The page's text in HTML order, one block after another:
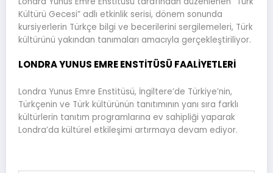
Kültürü Gecesi” adlı etkinlik serisi, dönem sonunda
kursiyerlerin Türkçe bilgi ve becerilerini sergilemeleri, Türk
kültürünü yakından tanımaları amacıyla gerçekleştiriliyor.
LONDRA YUNUS EMRE ENSTİTÜSÜ FAALİYETLERİ
Londra Yunus Emre Enstitüsü, İngiltere’de Türkiye’nin,
Türkçenin ve Türk kültürünün tanıtımının yanı sıra farklı
kültürlerin tanıtım programlarına ev sahipliği yaparak
Londra’da kültürel etkileşimi artırmaya devam ediyor.